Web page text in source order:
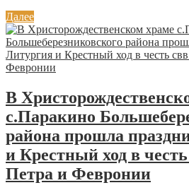
Далее
В
с.Паракино
района прошла
и Крестный ход в
Петра и Февронии